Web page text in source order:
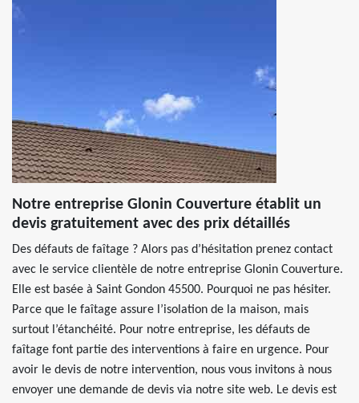
Notre entreprise Glonin Couverture établit un
devis gratuitement avec des prix détaillés
Des défauts de faîtage ? Alors pas d’hésitation prenez contact
avec le service clientèle de notre entreprise Glonin Couverture.
Elle est basée à Saint Gondon 45500. Pourquoi ne pas hésiter.
Parce que le faîtage assure l’isolation de la maison, mais
surtout l’étanchéité. Pour notre entreprise, les défauts de
faîtage font partie des interventions à faire en urgence. Pour
avoir le devis de notre intervention, nous vous invitons à nous
envoyer une demande de devis via notre site web. Le devis est